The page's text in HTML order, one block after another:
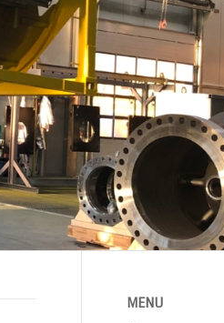
MENU